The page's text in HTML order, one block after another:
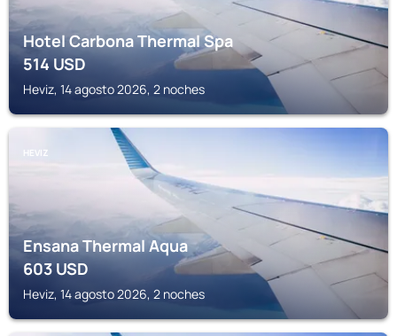
Hotel Carbona Thermal Spa
514USD
Heviz, 14 agosto 2026, 2 noches
HEVIZ
Ensana Thermal Aqua
603USD
Heviz, 14 agosto 2026, 2 noches